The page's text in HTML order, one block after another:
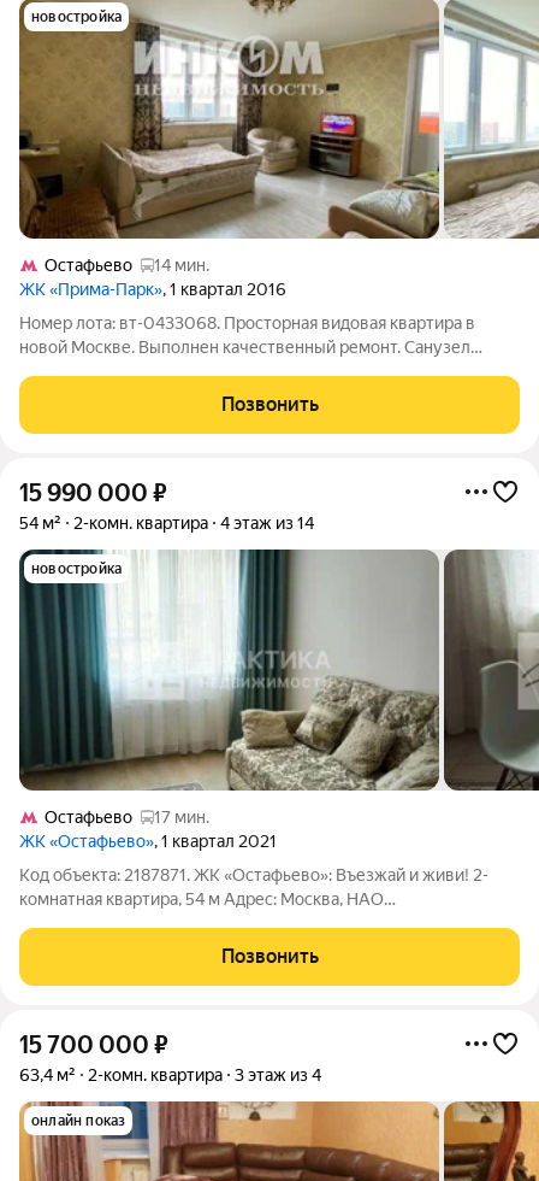
новостройка
Остафьево
14 мин.
ЖК «Прима-Парк», 1 квартал 2016
Номер лота: вт-0433068. Просторная видовая квартира в
новой Москве. Выполнен качественный ремонт. Санузел
Чистый ухоженный подъезд. Четыре лифта. До МЦД
Щербинка 5 мин на транспорте. Остановка
Позвонить
15 990 000 ₽
54 м² 2-комн. квартира 4 этаж из 14
новостройка
Остафьево
17 мин.
ЖК «Остафьево», 1 квартал 2021
Код объекта: 2187871. ЖК «Остафьево»: Въезжай и живи! 2-
комнатная квартира, 54 м Адрес: Москва, НАО
Бунинская аллея (1012 мин. на авто / на автобусе 15 мин.), МЦД
«Щербинка» (5 мин. на авто)
Позвонить
15 700 000 ₽
63,4 м² 2-комн. квартира 3 этаж из 4
онлайн показ